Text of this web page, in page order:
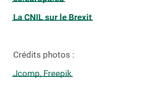
La CNIL sur le Brexit
Crédits photos :
Jcomp, Freepik